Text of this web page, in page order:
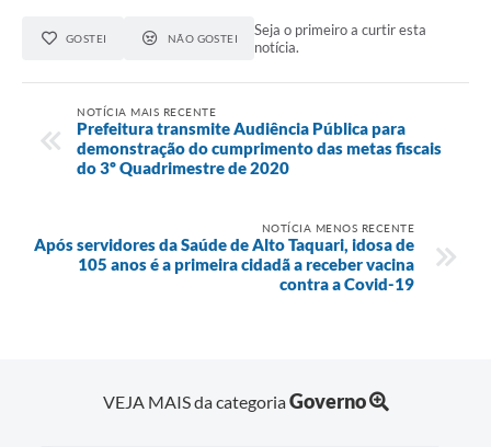
GOSTEI NÃO GOSTEI
Seja o primeiro a curtir esta
notícia.
NOTÍCIA MAIS RECENTE
Prefeitura transmite Audiência Pública para
demonstração do cumprimento das metas fiscais
do 3º Quadrimestre de 2020
NOTÍCIA MENOS RECENTE
Após servidores da Saúde de Alto Taquari, idosa de
105 anos é a primeira cidadã a receber vacina
contra a Covid-19
VEJA MAIS da categoriaGoverno